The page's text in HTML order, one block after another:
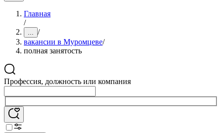
Главная
/
... /
вакансии в Муромцеве/
полная занятость
Профессия, должность или компания